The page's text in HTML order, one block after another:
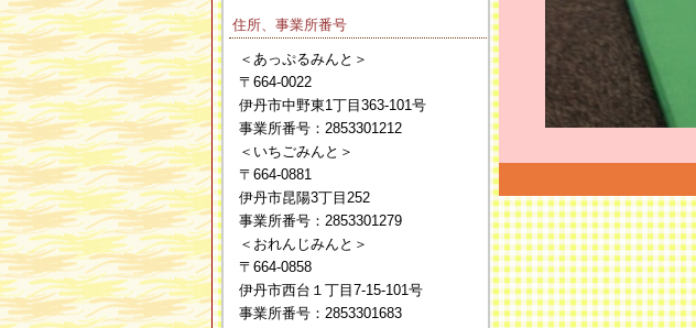
住所、事業所番号
＜あっぷるみんと＞
〒664-0022
伊丹市中野東1丁目363-101号
事業所番号：2853301212
＜いちごみんと＞
〒664-0881
伊丹市昆陽3丁目252
事業所番号：2853301279
＜おれんじみんと＞
〒664-0858
伊丹市西台１丁目7-15-101号
事業所番号：2853301683